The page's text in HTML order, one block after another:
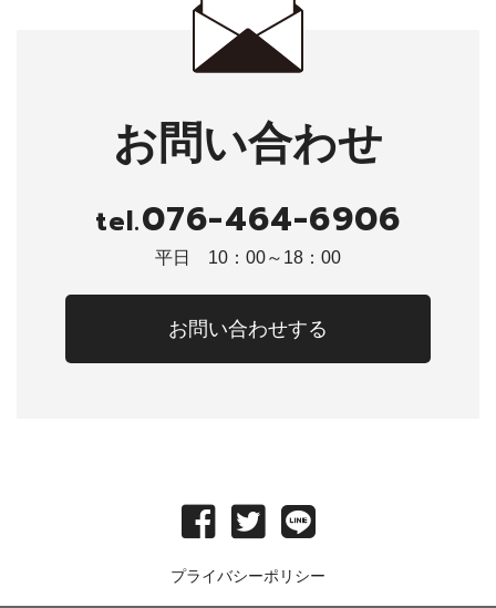
お問い合わせ
tel.076-464-6906
平日 10：00～18：00
お問い合わせする
プライバシーポリシー